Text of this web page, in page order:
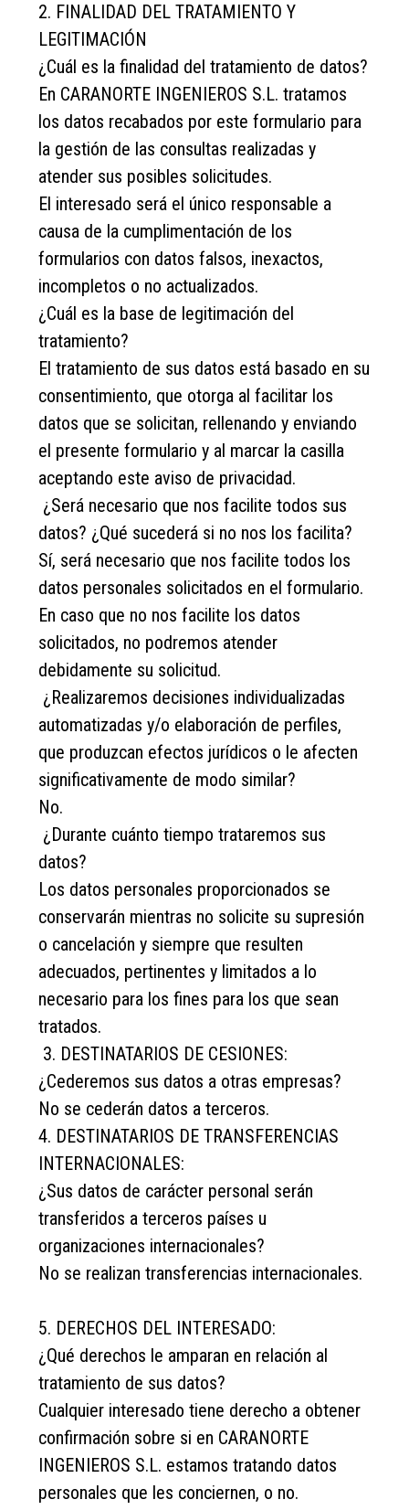
2. FINALIDAD DEL TRATAMIENTO Y
LEGITIMACIÓN
¿Cuál es la finalidad del tratamiento de datos?
En CARANORTE INGENIEROS S.L. tratamos
los datos recabados por este formulario para
la gestión de las consultas realizadas y
atender sus posibles solicitudes.
El interesado será el único responsable a
causa de la cumplimentación de los
formularios con datos falsos, inexactos,
incompletos o no actualizados.
¿Cuál es la base de legitimación del
tratamiento?
El tratamiento de sus datos está basado en su
consentimiento, que otorga al facilitar los
datos que se solicitan, rellenando y enviando
el presente formulario y al marcar la casilla
aceptando este aviso de privacidad.
¿Será necesario que nos facilite todos sus
datos? ¿Qué sucederá si no nos los facilita?
Sí, será necesario que nos facilite todos los
datos personales solicitados en el formulario.
En caso que no nos facilite los datos
solicitados, no podremos atender
debidamente su solicitud.
¿Realizaremos decisiones individualizadas
automatizadas y/o elaboración de perfiles,
que produzcan efectos jurídicos o le afecten
significativamente de modo similar?
No.
¿Durante cuánto tiempo trataremos sus
datos?
Los datos personales proporcionados se
conservarán mientras no solicite su supresión
o cancelación y siempre que resulten
adecuados, pertinentes y limitados a lo
necesario para los fines para los que sean
tratados.
3. DESTINATARIOS DE CESIONES:
¿Cederemos sus datos a otras empresas?
No se cederán datos a terceros.
4. DESTINATARIOS DE TRANSFERENCIAS
INTERNACIONALES:
¿Sus datos de carácter personal serán
transferidos a terceros países u
organizaciones internacionales?
No se realizan transferencias internacionales.
5. DERECHOS DEL INTERESADO:
¿Qué derechos le amparan en relación al
tratamiento de sus datos?
Cualquier interesado tiene derecho a obtener
confirmación sobre si en CARANORTE
INGENIEROS S.L. estamos tratando datos
personales que les conciernen, o no.